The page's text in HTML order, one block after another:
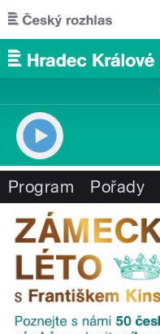
Přejít k hlavnímu obsahu
Program Pořady